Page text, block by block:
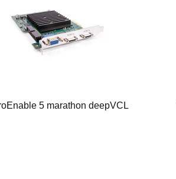
5 marathon deepVCL